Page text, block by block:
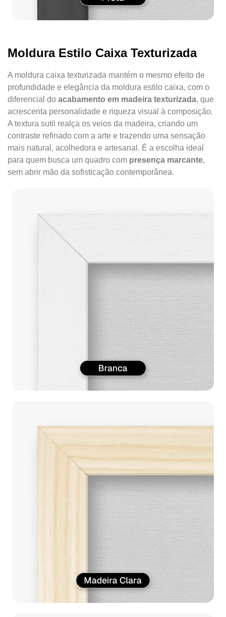
Moldura Estilo Caixa Texturizada
A moldura caixa texturizada mantém o mesmo efeito de
profundidade e elegância da moldura estilo caixa, com o
diferencial do acabamento em madeira texturizada, que
acrescenta personalidade e riqueza visual à composição.
A textura sutil realça os veios da madeira, criando um
contraste refinado com a arte e trazendo uma sensação
mais natural, acolhedora e artesanal. É a escolha ideal
para quem busca um quadro com presença marcante,
sem abrir mão da sofisticação contemporânea.